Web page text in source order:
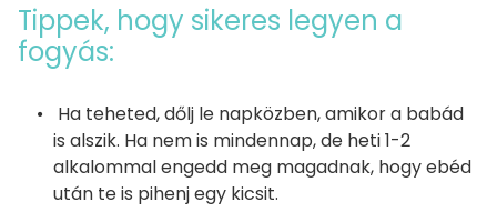
Tippek, hogy sikeres legyen a
fogyás:
Ha teheted, dőlj le napközben, amikor a babád
is alszik. Ha nem is mindennap, de heti 1-2
alkalommal engedd meg magadnak, hogy ebéd
után te is pihenj egy kicsit.